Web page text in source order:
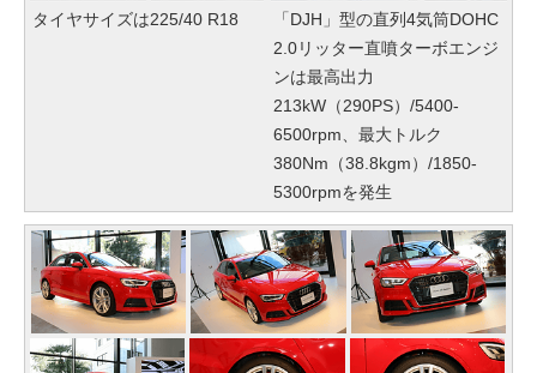
タイヤサイズは225/40 R18
「DJH」型の直列4気筒DOHC
2.0リッター直噴ターボエンジ
ンは最高出力
213kW（290PS）/5400-
6500rpm、最大トルク
380Nm（38.8kgm）/1850-
5300rpmを発生